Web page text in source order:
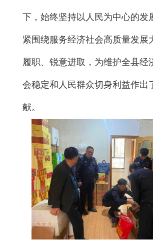
下，始终坚持以人民为中心的发
紧围绕服务经济社会高质量发展
履职、锐意进取，为维护全县经
会稳定和人民群众切身利益作出
献。